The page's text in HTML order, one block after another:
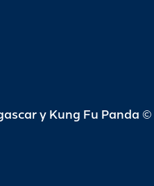
y Kung Fu Panda